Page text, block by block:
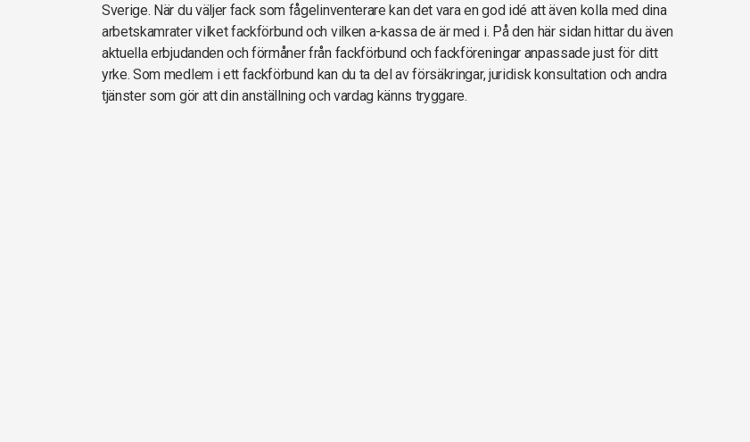
Sverige. När du väljer fack som fågelinventerare kan det vara en god idé att även kolla med dina
arbetskamrater vilket fackförbund och vilken a-kassa de är med i. På den här sidan hittar du även
aktuella erbjudanden och förmåner från fackförbund och fackföreningar anpassade just för ditt
yrke. Som medlem i ett fackförbund kan du ta del av försäkringar, juridisk konsultation och andra
tjänster som gör att din anställning och vardag känns tryggare.